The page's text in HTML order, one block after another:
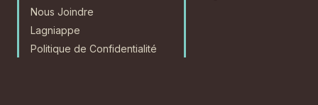
Nous Joindre
Lagniappe
Politique de Confidentialité